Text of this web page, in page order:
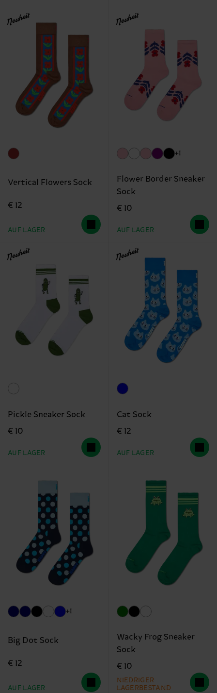
Neuheit
Vertical Flowers Sock
€ 12
AUF LAGER
Neuheit
+1
Flower Border Sneaker
Sock
€ 10
AUF LAGER
Neuheit
Pickle Sneaker Sock
€ 10
AUF LAGER
Neuheit
Cat Sock
€ 12
AUF LAGER
+1
Big Dot Sock
€ 12
AUF LAGER
Wacky Frog Sneaker
Sock
€ 10
NIEDRIGER
LAGERBESTAND